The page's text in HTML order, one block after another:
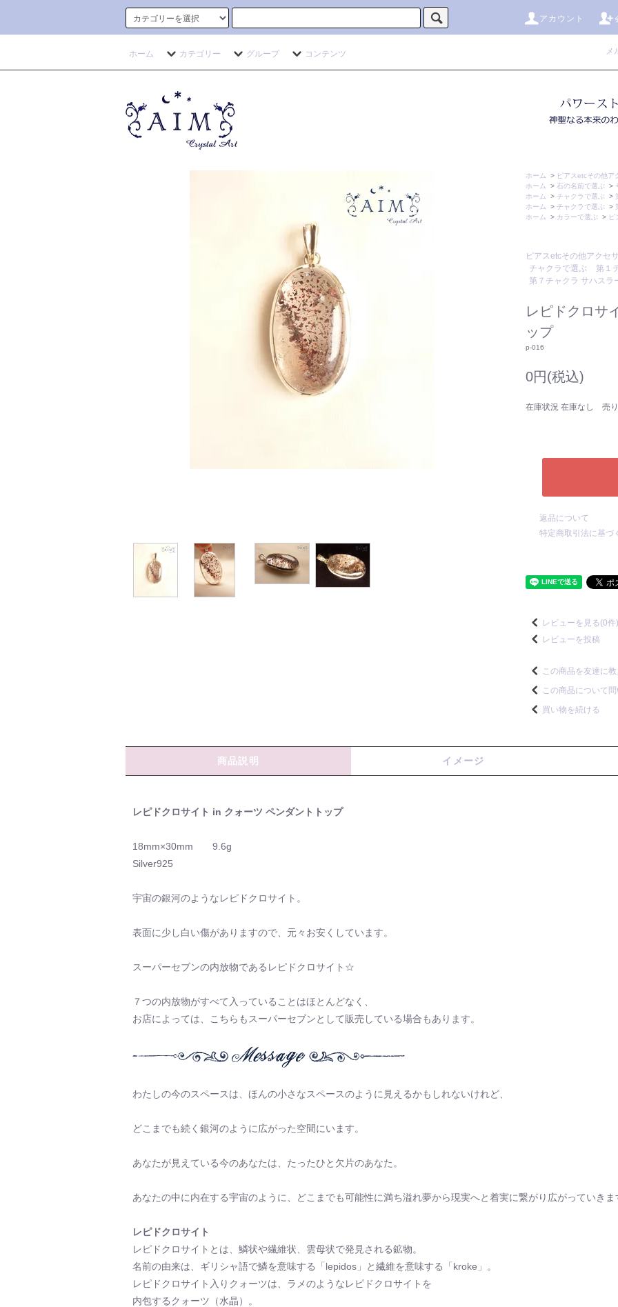
アカウント
ホーム カテゴリー グループ コンテンツ メ
ホーム > ピアスetcその他ア
ホーム
> 石の名前で選ぶ >
ホーム
> チャクラで選ぶ >
ホーム
> チャクラで選ぶ >
ホーム
> カラーで選ぶ > ピ
ピアスetcその他アクセ
チャクラで選ぶ
第１
第７チャクラ サハスラ
レピドクロサ
ップ
p-016
0円(税込)
在庫状況 在庫なし 売
返品について
特定商取引法に基づ
レビューを見る(0件)
レビューを投稿
この商品を友達に
この商品について
買い物を続ける
商品説明 イメージ
レピドクロサイト in クォーツ ペンダントトップ
18mm×30mm 9.6g
Silver925
宇宙の銀河のようなレピドクロサイト。
表面に少し白い傷がありますので、元々お安くしています。
スーパーセブンの内放物であるレピドクロサイト☆
７つの内放物がすべて入っていることはほとんどなく、
お店によっては、こちらもスーパーセブンとして販売している場合もあります。
わたしの今のスペースは、ほんの小さなスペースのように見えるかもしれないけれど、
どこまでも続く銀河のように広がった空間にいます。
あなたが見えている今のあなたは、たったひと欠片のあなた。
あなたの中に内在する宇宙のように、どこまでも可能性に満ち溢れ夢から現実へと着実に繋がり広がっていきま
レピドクロサイト
レピドクロサイトとは、鱗状や繊維状、雲母状で発見される鉱物。
名前の由来は、ギリシャ語で鱗を意味する「lepidos」と繊維を意味する「kroke」。
レピドクロサイト入りクォーツは、ラメのようなレピドクロサイトを
内包するクォーツ（水晶）。